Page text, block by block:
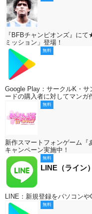
『BFBチャンピオンズ』に
ミッション」登場！
無料
Google Play：サークルK・サ
ードの購入者に対してマンガ
無料
新作スマートフォンゲーム『
キャンペーン実施中！
無料
LINE（ライン
LINE：新規登録をパソコン
無料